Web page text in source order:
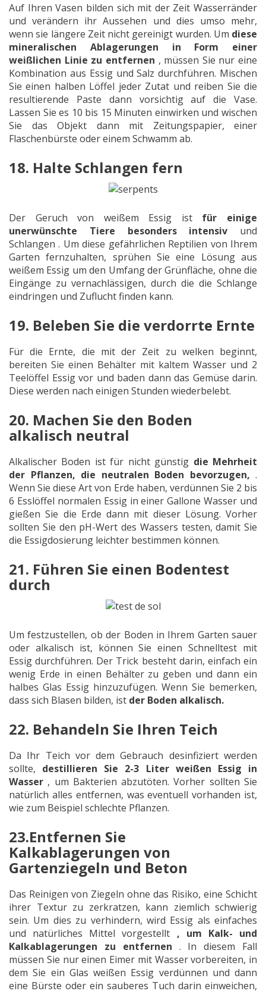
Auf Ihren Vasen bilden sich mit der Zeit Wasserränder
und verändern ihr Aussehen und dies umso mehr,
wenn sie längere Zeit nicht gereinigt wurden. Um diese
mineralischen Ablagerungen in Form einer
weißlichen Linie zu entfernen , müssen Sie nur eine
Kombination aus Essig und Salz durchführen. Mischen
Sie einen halben Löffel jeder Zutat und reiben Sie die
resultierende Paste dann vorsichtig auf die Vase.
Lassen Sie es 10 bis 15 Minuten einwirken und wischen
Sie das Objekt dann mit Zeitungspapier, einer
Flaschenbürste oder einem Schwamm ab.
18. Halte Schlangen fern
Der Geruch von weißem Essig ist für einige
unerwünschte Tiere besonders intensiv und
Schlangen . Um diese gefährlichen Reptilien von Ihrem
Garten fernzuhalten, sprühen Sie eine Lösung aus
weißem Essig um den Umfang der Grünfläche, ohne die
Eingänge zu vernachlässigen, durch die die Schlange
eindringen und Zuflucht finden kann.
19. Beleben Sie die verdorrte Ernte
Für die Ernte, die mit der Zeit zu welken beginnt,
bereiten Sie einen Behälter mit kaltem Wasser und 2
Teelöffel Essig vor und baden dann das Gemüse darin.
Diese werden nach einigen Stunden wiederbelebt.
20. Machen Sie den Boden
alkalisch neutral
Alkalischer Boden ist für nicht günstig die Mehrheit
der Pflanzen, die neutralen Boden bevorzugen, .
Wenn Sie diese Art von Erde haben, verdünnen Sie 2 bis
6 Esslöffel normalen Essig in einer Gallone Wasser und
gießen Sie die Erde dann mit dieser Lösung. Vorher
sollten Sie den pH-Wert des Wassers testen, damit Sie
die Essigdosierung leichter bestimmen können.
21. Führen Sie einen Bodentest
durch
Um festzustellen, ob der Boden in Ihrem Garten sauer
oder alkalisch ist, können Sie einen Schnelltest mit
Essig durchführen. Der Trick besteht darin, einfach ein
wenig Erde in einen Behälter zu geben und dann ein
halbes Glas Essig hinzuzufügen. Wenn Sie bemerken,
dass sich Blasen bilden, ist der Boden alkalisch.
22. Behandeln Sie Ihren Teich
Da Ihr Teich vor dem Gebrauch desinfiziert werden
sollte, destillieren Sie 2-3 Liter weißen Essig in
Wasser , um Bakterien abzutöten. Vorher sollten Sie
natürlich alles entfernen, was eventuell vorhanden ist,
wie zum Beispiel schlechte Pflanzen.
23.Entfernen Sie
Kalkablagerungen von
Gartenziegeln und Beton
Das Reinigen von Ziegeln ohne das Risiko, eine Schicht
ihrer Textur zu zerkratzen, kann ziemlich schwierig
sein. Um dies zu verhindern, wird Essig als einfaches
und natürliches Mittel vorgestellt , um Kalk- und
Kalkablagerungen zu entfernen . In diesem Fall
müssen Sie nur einen Eimer mit Wasser vorbereiten, in
dem Sie ein Glas weißen Essig verdünnen und dann
eine Bürste oder ein sauberes Tuch darin einweichen,